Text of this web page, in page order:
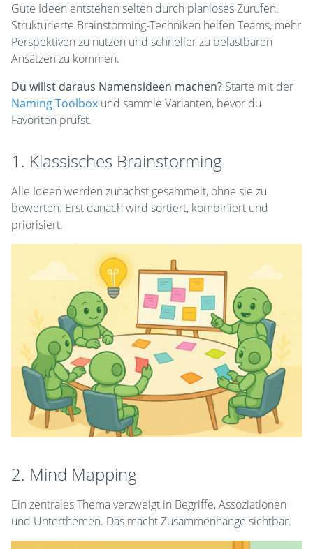
Gute Ideen entstehen selten durch planloses Zurufen.
Strukturierte Brainstorming-Techniken helfen Teams, mehr
Perspektiven zu nutzen und schneller zu belastbaren
Ansätzen zu kommen.
Du willst daraus Namensideen machen? Starte mit der
Naming Toolbox und sammle Varianten, bevor du
Favoriten prüfst.
1. Klassisches Brainstorming
Alle Ideen werden zunächst gesammelt, ohne sie zu
bewerten. Erst danach wird sortiert, kombiniert und
priorisiert.
2. Mind Mapping
Ein zentrales Thema verzweigt in Begriffe, Assoziationen
und Unterthemen. Das macht Zusammenhänge sichtbar.